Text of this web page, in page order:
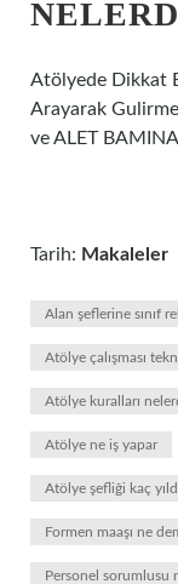
Atölyede Dikkat
Arayarak
ve ALET
Tarih: Makaleler
Alan şeflerine sınıf
Atölye çalışması
Atölye kuralları
Atölye ne iş yapar
Atölye şefliği kaç
Formen maaşı ne
Personel sorumlusu